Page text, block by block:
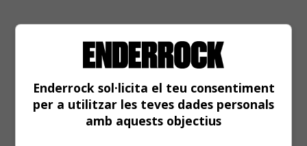
Enderrock sol·licita el teu consentiment
per a utilitzar les teves dades personals
amb aquests objectius